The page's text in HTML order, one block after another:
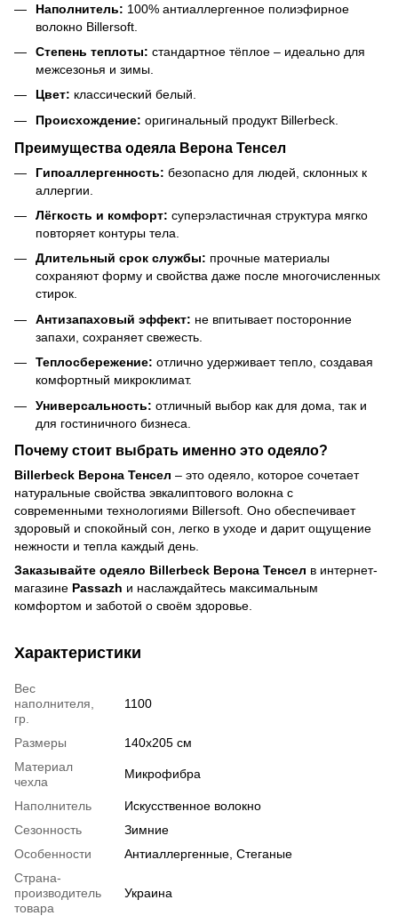
Наполнитель: 100% антиаллергенное полиэфирное
волокно Billersoft.
Степень теплоты: стандартное тёплое – идеально для
межсезонья и зимы.
Цвет: классический белый.
Происхождение: оригинальный продукт Billerbeck.
Преимущества одеяла Верона Тенсел
Гипоаллергенность: безопасно для людей, склонных к
аллергии.
Лёгкость и комфорт: суперэластичная структура мягко
повторяет контуры тела.
Длительный срок службы: прочные материалы
сохраняют форму и свойства даже после многочисленных
стирок.
Антизапаховый эффект: не впитывает посторонние
запахи, сохраняет свежесть.
Теплосбережение: отлично удерживает тепло, создавая
комфортный микроклимат.
Универсальность: отличный выбор как для дома, так и
для гостиничного бизнеса.
Почему стоит выбрать именно это одеяло?
Billerbeck Верона Тенсел – это одеяло, которое сочетает
натуральные свойства эвкалиптового волокна с
современными технологиями Billersoft. Оно обеспечивает
здоровый и спокойный сон, легко в уходе и дарит ощущение
нежности и тепла каждый день.
Заказывайте одеяло Billerbeck Верона Тенсел в интернет-
магазине Passazh и наслаждайтесь максимальным
комфортом и заботой о своём здоровье.
Характеристики
Вес
наполнителя,
гр.
1100
Размеры
140x205 см
Материал
чехла
Микрофибра
Наполнитель
Искусственное волокно
Сезонность
Зимние
Особенности
Антиаллергенные, Стеганые
Страна-
производитель
товара
Украина